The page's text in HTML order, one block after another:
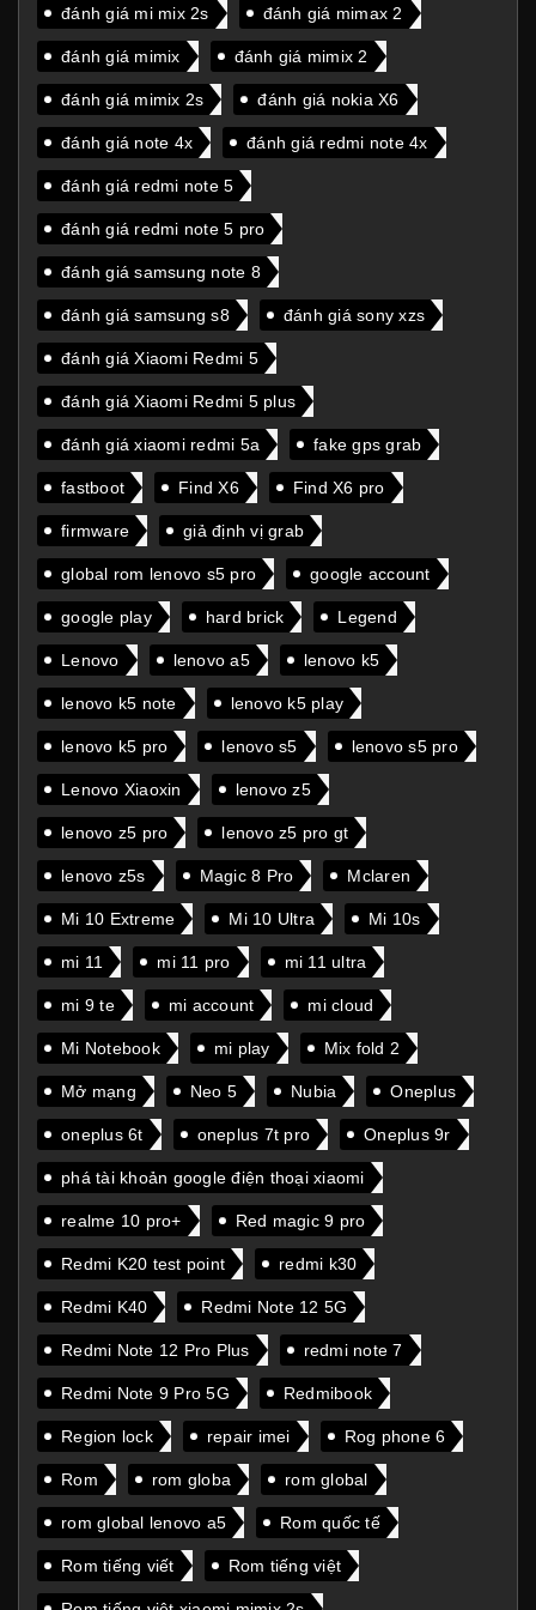
đánh giá mi mix 2s đánh giá mimax 2
đánh giá mimix đánh giá mimix 2
đánh giá mimix 2s đánh giá nokia X6
đánh giá note 4x đánh giá redmi note 4x
đánh giá redmi note 5
đánh giá redmi note 5 pro
đánh giá samsung note 8
đánh giá samsung s8 đánh giá sony xzs
đánh giá Xiaomi Redmi 5
đánh giá Xiaomi Redmi 5 plus
đánh giá xiaomi redmi 5a fake gps grab
fastboot Find X6 Find X6 pro
firmware giả định vị grab
global rom lenovo s5 pro google account
google play hard brick Legend
Lenovo lenovo a5 lenovo k5
lenovo k5 note lenovo k5 play
lenovo k5 pro lenovo s5 lenovo s5 pro
Lenovo Xiaoxin lenovo z5
lenovo z5 pro lenovo z5 pro gt
lenovo z5s Magic 8 Pro Mclaren
Mi 10 Extreme Mi 10 Ultra Mi 10s
mi 11 mi 11 pro mi 11 ultra
mi 9 te mi account mi cloud
Mi Notebook mi play Mix fold 2
Mở mạng Neo 5 Nubia Oneplus
oneplus 6t oneplus 7t pro Oneplus 9r
phá tài khoản google điện thoại xiaomi
realme 10 pro+ Red magic 9 pro
Redmi K20 test point redmi k30
Redmi K40 Redmi Note 12 5G
Redmi Note 12 Pro Plus redmi note 7
Redmi Note 9 Pro 5G Redmibook
Region lock repair imei Rog phone 6
Rom rom globa rom global
rom global lenovo a5 Rom quốc tế
Rom tiếng viết Rom tiếng việt